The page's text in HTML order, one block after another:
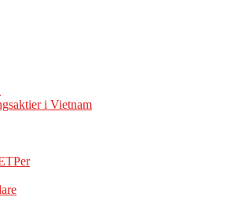
i Vietnam